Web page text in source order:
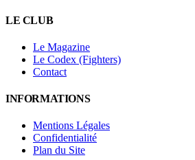
LE CLUB
Le Magazine
Le Codex (Fighters)
Contact
INFORMATIONS
Mentions Légales
Confidentialité
Plan du Site